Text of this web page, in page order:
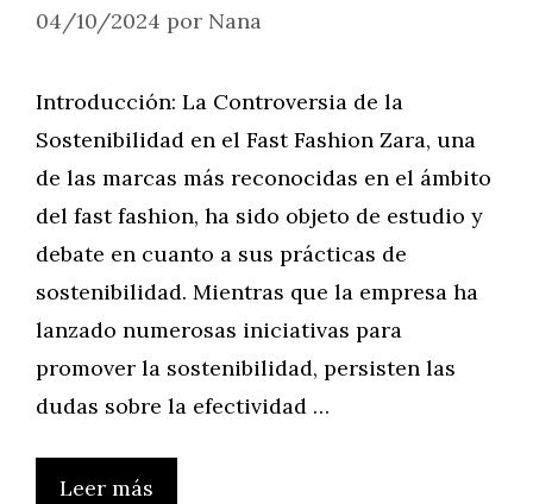
04/10/2024 por Nana
Introducción: La Controversia de la
Sostenibilidad en el Fast Fashion Zara, una
de las marcas más reconocidas en el ámbito
del fast fashion, ha sido objeto de estudio y
debate en cuanto a sus prácticas de
sostenibilidad. Mientras que la empresa ha
lanzado numerosas iniciativas para
promover la sostenibilidad, persisten las
dudas sobre la efectividad …
Leer más